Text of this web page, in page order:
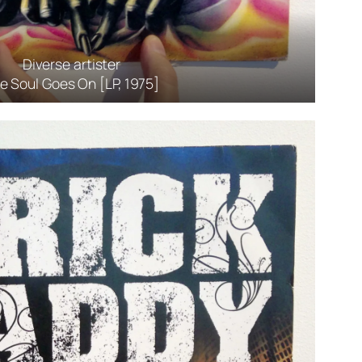
Diverse artister
Soul Goes On [LP, 1975]